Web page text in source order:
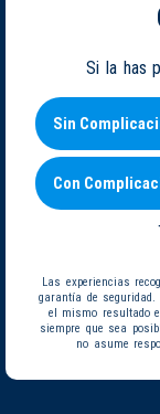
Si la has
Sin
Con
Las experiencias
garantía de
el mismo resultado
siempre que sea
no asume